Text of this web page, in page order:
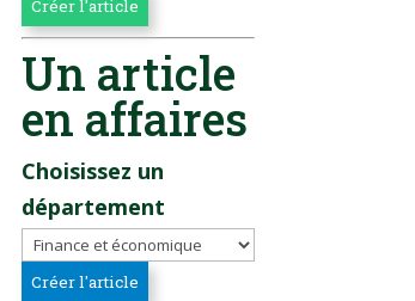
Un article
en affaires
Choisissez un
département